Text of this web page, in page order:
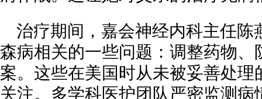
治疗期间，嘉会神经内科主任
森病相关的一些问题：调整药物
案。这些在美国时从未被妥善处
关注。多学科医护团队严密监测